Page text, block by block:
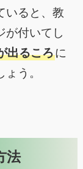
いると、教
が付いてし
出るころに
う。
法